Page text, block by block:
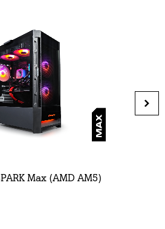
Max (AMD AM5)